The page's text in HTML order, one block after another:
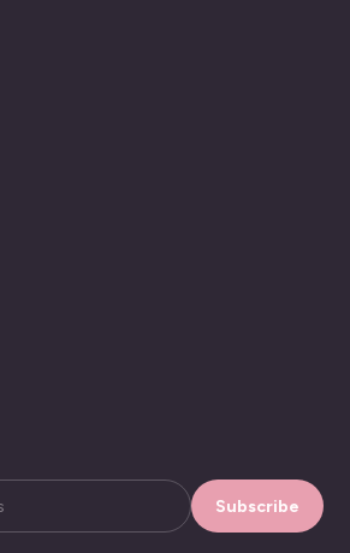
Subscribe